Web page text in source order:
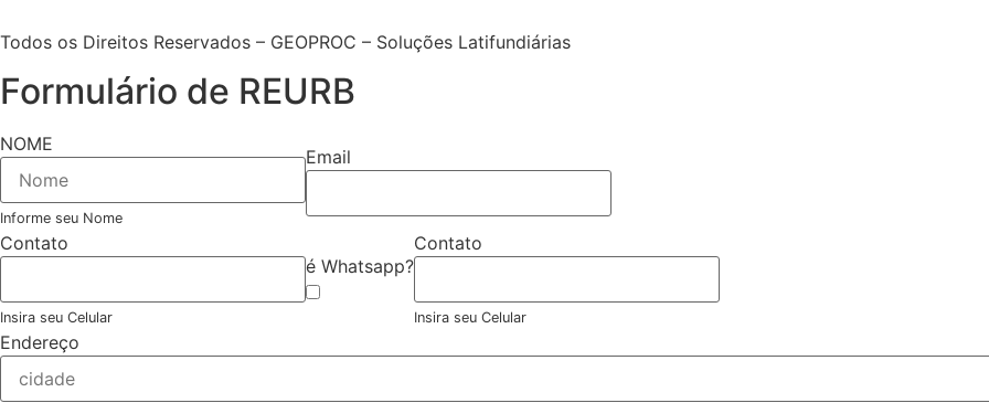
Todos os Direitos Reservados – GEOPROC – Soluções Latifundiárias
Formulário de REURB
NOME
Informe seu Nome
Email
Contato
Insira seu Celular
é Whatsapp?
Contato
Insira seu Celular
Endereço